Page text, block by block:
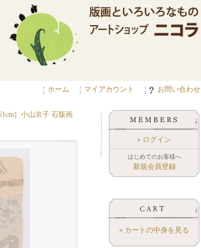
ホーム
マイアカウント お問い合わせ
］小山京子 石版画
» ログイン
はじめてのお客様へ
新規会員登録
» カートの中身を見る